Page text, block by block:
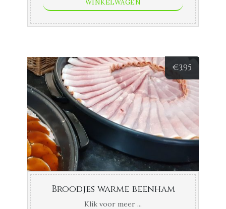
WINKELWAGEN
€3,95
Broodjes warme beenham
Klik voor meer ...